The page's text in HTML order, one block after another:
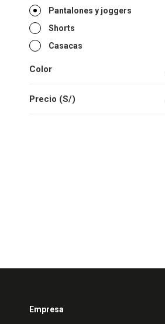
Pantalones y joggers
Shorts
Casacas
Precio (S/)
Color
Empresa